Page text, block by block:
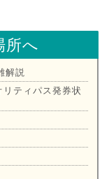
所へ
解説
ティパス発券状